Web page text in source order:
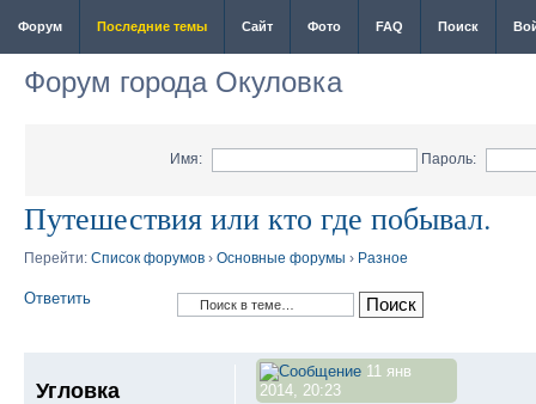
Форум Последние темы Сайт Фото FAQ Поиск
Форум города Окуловка
Имя: Пароль:
Путешествия или кто где побывал.
Перейти: Список форумов › Основные форумы › Разное
Ответить
11 янв
2014, 20:23
Угловка